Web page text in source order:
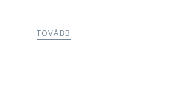
TOVÁBB